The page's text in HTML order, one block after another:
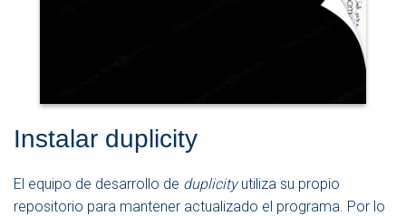
Instalar duplicity
El equipo de desarrollo de duplicityutiliza su propio
repositorio para mantener actualizado el programa. Por lo